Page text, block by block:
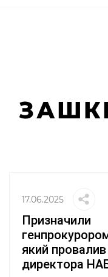
17.06.2025
Призначили
який
директора